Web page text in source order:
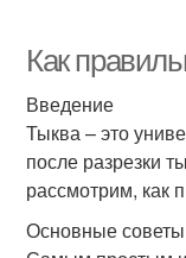
Как
Введение
Тыква – это
после разрезки
рассмотрим, как
Основные